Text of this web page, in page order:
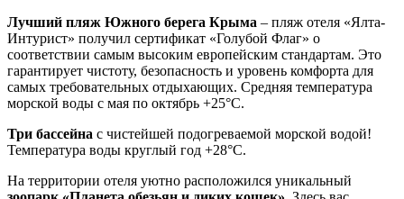
Лучший пляж Южного берега Крыма – пляж отеля «Ялта-
Интурист» получил сертификат «Голубой Флаг» о
соответствии самым высоким европейским стандартам. Это
гарантирует чистоту, безопасность и уровень комфорта для
самых требовательных отдыхающих. Средняя температура
морской воды с мая по октябрь +25°С.
Три бассейна с чистейшей подогреваемой морской водой!
Температура воды круглый год +28°С.
На территории отеля уютно расположился уникальный